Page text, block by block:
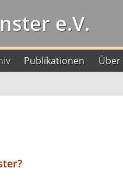
e.V.
Publikationen Über